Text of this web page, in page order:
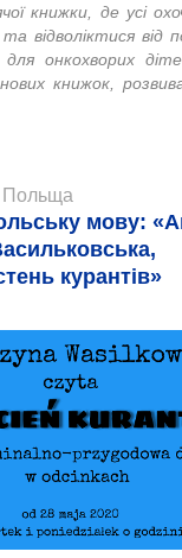
книжки, де усі
відволіктися від
для онкохворих
книжок,
Польща
мову:
курантів»